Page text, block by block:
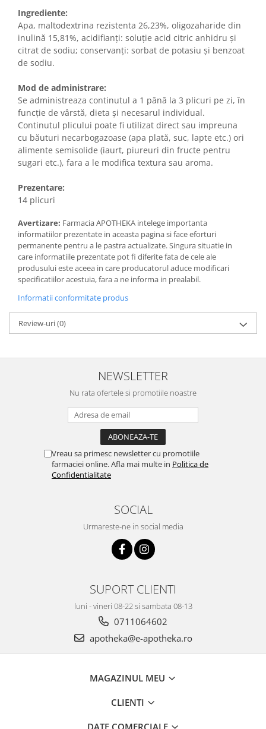
Ingrediente:
Apa, maltodextrina rezistenta 26,23%, oligozaharide din
inulină 15,81%, acidifianți: soluție acid citric anhidru și
citrat de sodiu; conservanți: sorbat de potasiu și benzoat
de sodiu.
Mod de administrare:
Se administreaza continutul a 1 până la 3 plicuri pe zi, în
funcție de vârstă, dieta și necesarul individual.
Continutul plicului poate fi utilizat direct sau impreuna
cu băuturi necarbogazoase (apa plată, suc, lapte etc.) ori
alimente semisolide (iaurt, piureuri din fructe pentru
sugari etc.), fara a le modifica textura sau aroma.
Prezentare:
14 plicuri
Avertizare: Farmacia APOTHEKA intelege importanta
informatiilor prezentate in aceasta pagina si face eforturi
permanente pentru a le pastra actualizate. Singura situatie in
care informatiile prezentate pot fi diferite fata de cele ale
produsului este aceea in care producatorul aduce modificari
specificatiilor acestuia, fara a ne informa in prealabil.
Informatii conformitate produs
Review-uri(0)
NEWSLETTER
Nu rata ofertele si promotiile noastre
Vreau sa primesc newsletter cu promotiile
farmaciei online. Afla mai multe in Politica de
Confidentialitate
SOCIAL
Urmareste-ne in social media
SUPORT CLIENTI
luni - vineri 08-22 si sambata 08-13
0711064602
apotheka@e-apotheka.ro
MAGAZINUL MEU
CLIENTI
DATE COMERCIALE